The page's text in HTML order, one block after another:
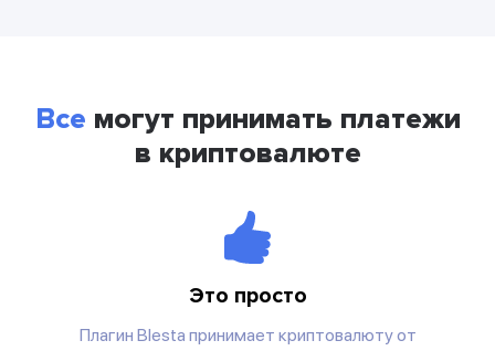
Все могут принимать платежи
в криптовалюте
Это просто
Плагин Blesta принимает криптовалюту от